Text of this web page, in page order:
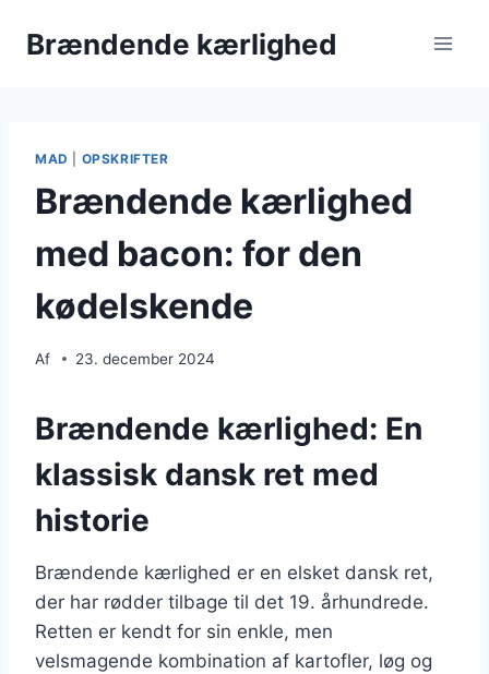
Brændende kærlighed
MAD OPSKRIFTER
Brændende kærlighed
med bacon: for den
kødelskende
Af 23. december 2024
Brændende kærlighed: En
klassisk dansk ret med
historie
Brændende kærlighed er en elsket dansk ret,
der har rødder tilbage til det 19. århundrede.
Retten er kendt for sin enkle, men
velsmagende kombination af kartofler, løg og